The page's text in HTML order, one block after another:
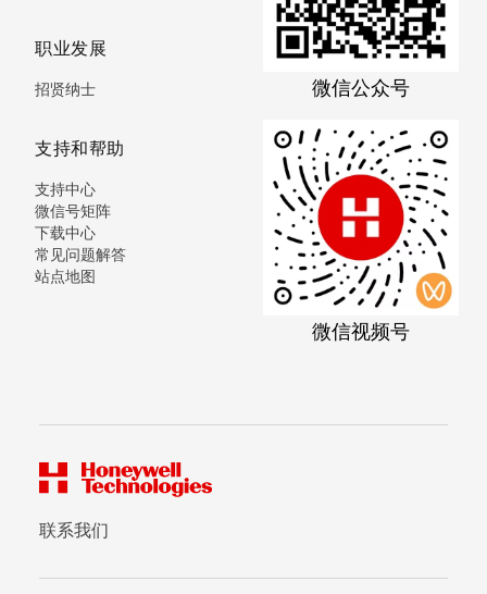
职业发展
招贤纳士
支持和帮助
支持中心
微信号矩阵
下载中心
常见问题解答
站点地图
微信公众号
微信视频号
联系我们